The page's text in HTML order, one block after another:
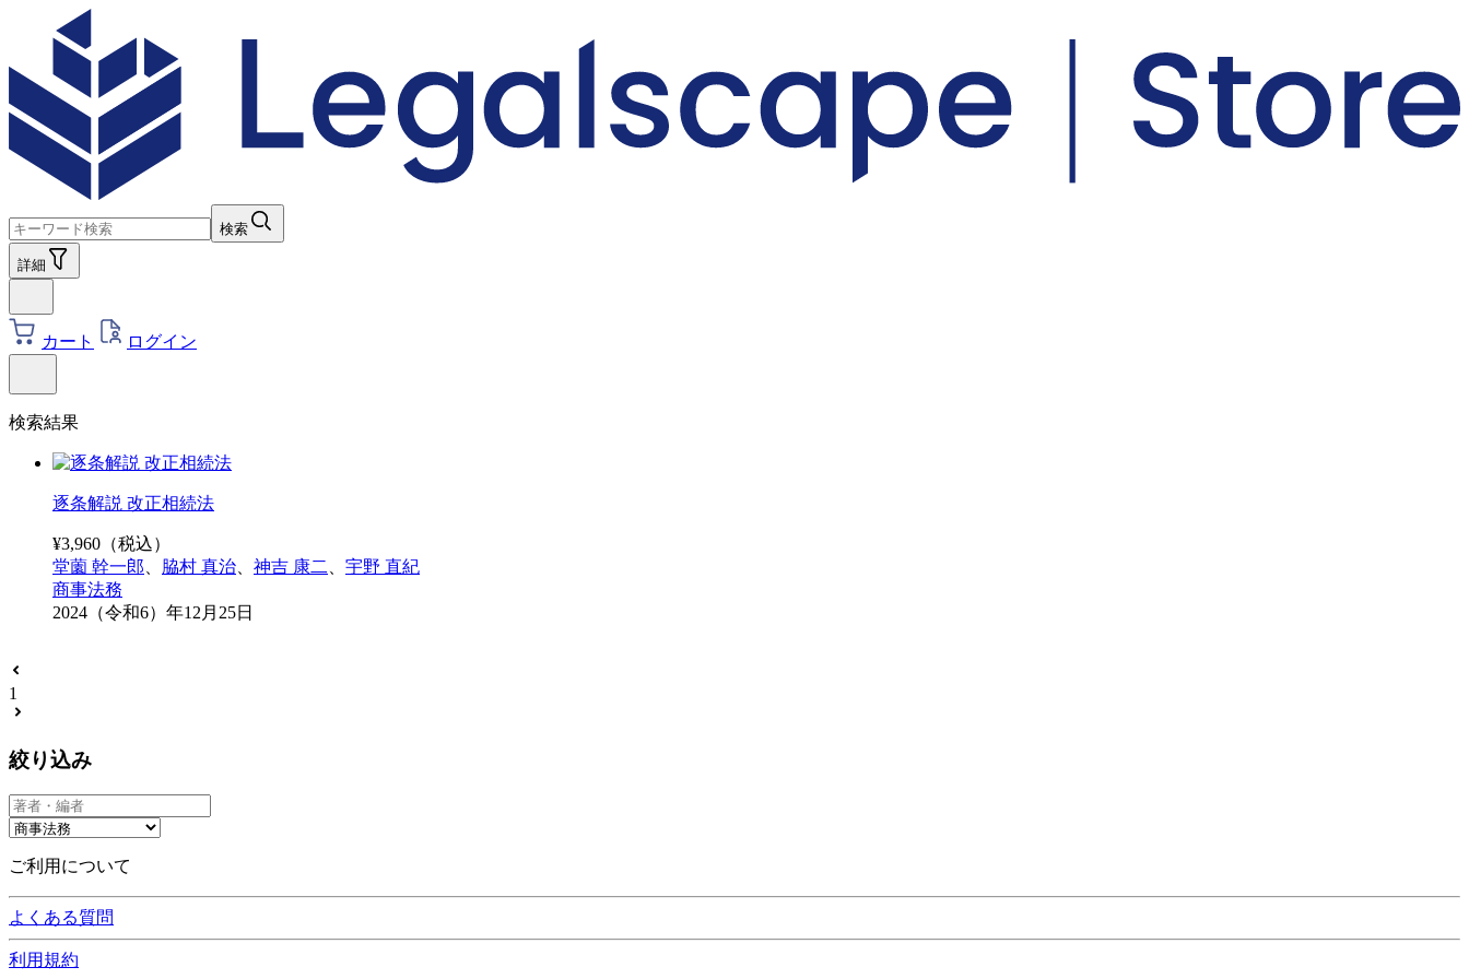
検索
詳細
カート ログイン
検索結果
逐条解説 改正相続法
¥3,960 （税込）
堂薗 幹一郎
脇村 真治 神吉 康二
宇野 直紀
商事法務
2024（令和6）年12月25日
1
絞り込み
ご利用について
よくある質問
利用規約